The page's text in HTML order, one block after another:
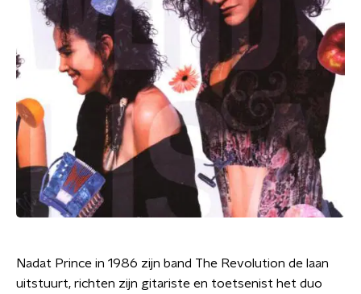
Nadat Prince in 1986 zijn band The Revolution de laan
uitstuurt, richten zijn gitariste en toetsenist het duo